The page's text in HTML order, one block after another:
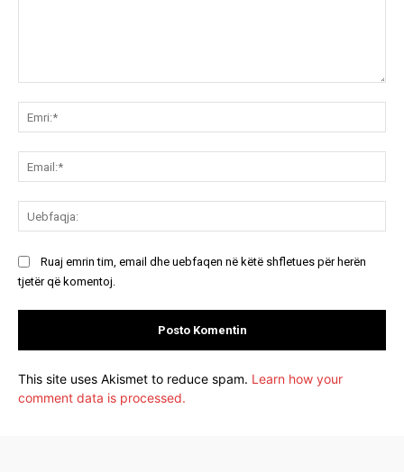
Ruaj emrin tim, email dhe uebfaqen në këtë shfletues për herën
tjetër që komentoj.
This site uses Akismet to reduce spam. Learn how your
comment data is processed.